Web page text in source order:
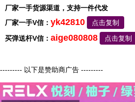
厂家一手货源渠道，支持一件代发
厂家一手V信： yk42810
点击复制
买弹送杆V信： aige080808 点击复制
--------- 以下是赞助商广告 ---------